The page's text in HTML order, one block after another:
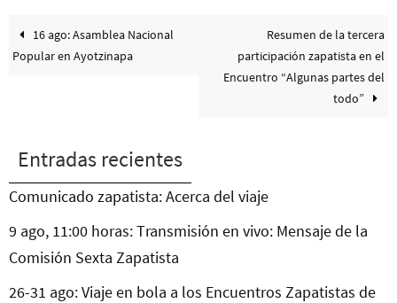
16 ago: Asamblea Nacional
Popular en Ayotzinapa
Resumen de la tercera
participación zapatista en el
Encuentro “Algunas partes del
todo”
Entradas recientes
Comunicado zapatista: Acerca del viaje
9 ago, 11:00 horas: Transmisión en vivo: Mensaje de la
Comisión Sexta Zapatista
26-31 ago: Viaje en bola a los Encuentros Zapatistas de